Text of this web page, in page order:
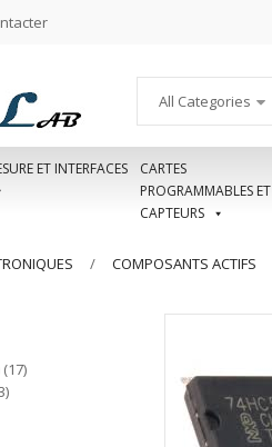
All Categories
ET INTERFACES
CARTES
PROGRAMMABLES ET
CAPTEURS
COMPOSANTS ACTIFS
17